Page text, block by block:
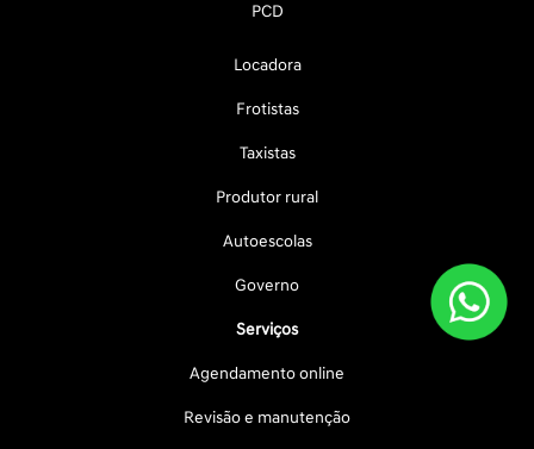
PCD
Locadora
Frotistas
Taxistas
Produtor rural
Autoescolas
Governo
Serviços
Agendamento online
Revisão e manutenção